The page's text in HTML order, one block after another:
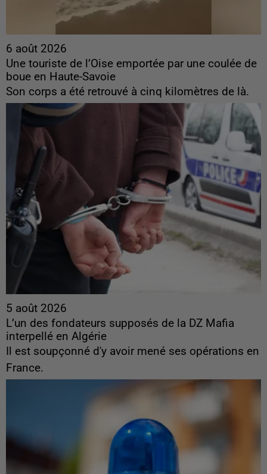
6 août 2026
Une touriste de l’Oise emportée par une coulée de
boue en Haute-Savoie
Son corps a été retrouvé à cinq kilomètres de là.
5 août 2026
L’un des fondateurs supposés de la DZ Mafia
interpellé en Algérie
Il est soupçonné d'y avoir mené ses opérations en
France.